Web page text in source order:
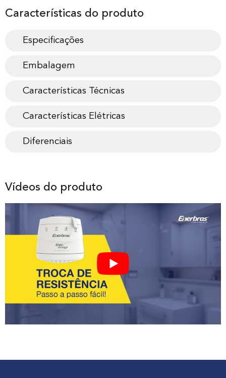
Características do produto
Especificações
Embalagem
Características Técnicas
Características Elétricas
Diferenciais
Vídeos do produto